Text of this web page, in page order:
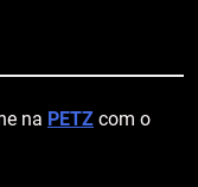
na PETZ com o